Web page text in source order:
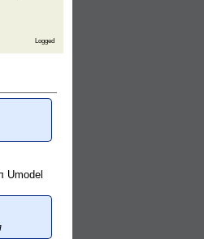
Logged
Umodel